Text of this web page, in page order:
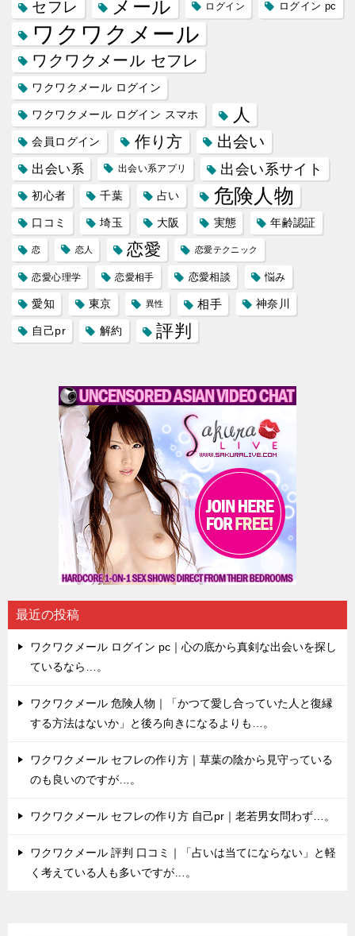
セフレ メール ログイン ログイン pc
ワクワクメール
ワクワクメール セフレ
ワクワクメール ログイン
ワクワクメール ログイン スマホ 人
会員ログイン 作り方 出会い
出会い系 出会い系アプリ 出会い系サイト
初心者 千葉 占い 危険人物
口コミ 埼玉 大阪 実態 年齢認証
恋 恋人 恋愛 恋愛テクニック
恋愛心理学 恋愛相手 恋愛相談 悩み
愛知 東京 異性 相手 神奈川
自己pr 解約 評判
最近の投稿
ワクワクメール ログイン pc｜心の底から真剣な出会いを探し
ているなら…。
ワクワクメール 危険人物｜「かつて愛し合っていた人と復縁
する方法はないか」と後ろ向きになるよりも…。
ワクワクメール セフレの作り方｜草葉の陰から見守っている
のも良いのですが…。
ワクワクメール セフレの作り方 自己pr｜老若男女問わず…。
ワクワクメール 評判 口コミ｜「占いは当てにならない」と軽
く考えている人も多いですが…。